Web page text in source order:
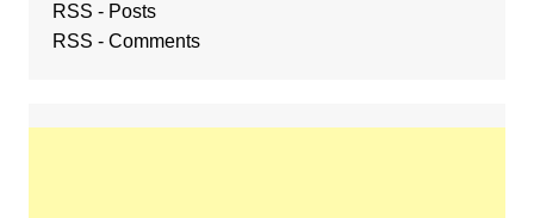
RSS - Posts
RSS - Comments